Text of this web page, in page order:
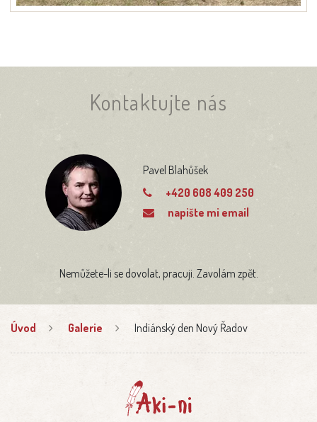
Kontaktujte nás
Pavel Blahůšek
+420 608 409 250
napište mi email
Nemůžete-li se dovolat, pracuji. Zavolám zpět.
Úvod Galerie Indiánský den Nový Řadov